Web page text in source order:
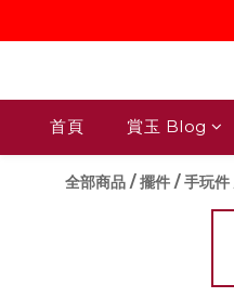
首頁 賞玉 Blog
全部商品 /擺件 / 手玩